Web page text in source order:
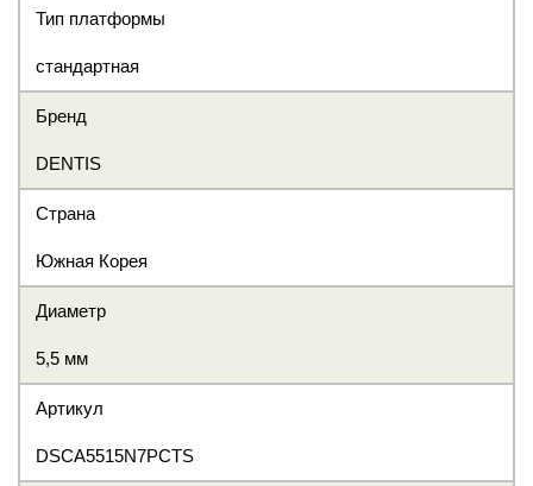
Тип платформы
стандартная
Бренд
DENTIS
Страна
Южная Корея
Диаметр
5,5 мм
Артикул
DSCA5515N7PCTS